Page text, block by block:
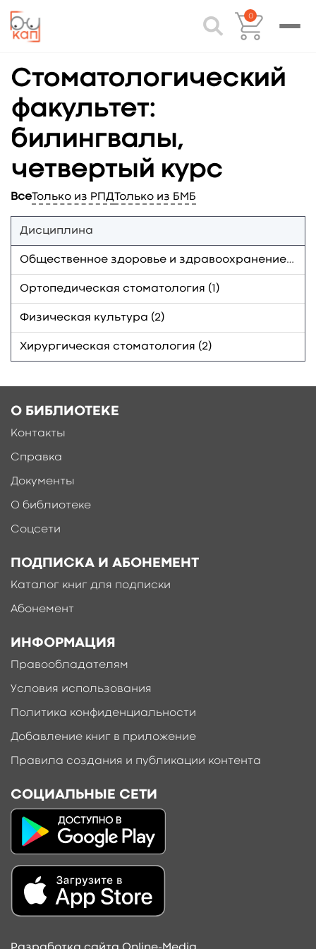
0
Стоматологический
факультет:
билингвалы,
четвертый курс
ВсеТолько из РПД Только из БМБ
Дисциплина
Общественное здоровье и здравоохранение, экономика здравоохранения (1)
Ортопедическая стоматология (1)
Физическая культура (2)
Хирургическая стоматология (2)
О БИБЛИОТЕКЕ
Контакты
Справка
Документы
О библиотеке
Соцсети
ПОДПИСКА И АБОНЕМЕНТ
Каталог книг для подписки
Абонемент
ИНФОРМАЦИЯ
Правообладателям
Условия использования
Политика конфиденциальности
Добавление книг в приложение
Правила создания и публикации контента
СОЦИАЛЬНЫЕ СЕТИ